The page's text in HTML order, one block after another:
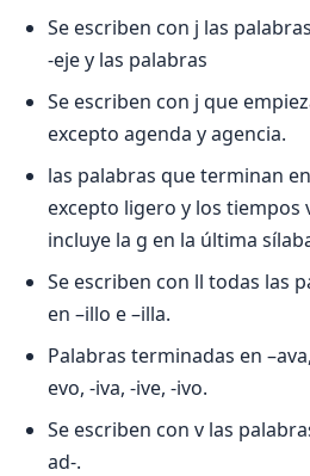
Se escriben con j las
-eje y las palabras
Se escriben con j que
excepto agenda y agencia.
las palabras que terminan
excepto ligero y los tiempos
incluye la g en la última
Se escriben con ll todas las
en –illo e –illa.
Palabras terminadas en
evo, -iva, -ive, -ivo.
Se escriben con v las
ad-.